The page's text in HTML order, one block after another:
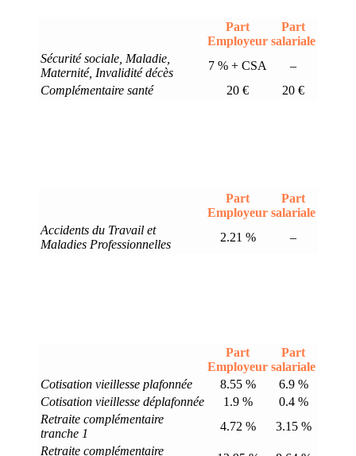
Part
Employeur
Part
salariale
Sécurité sociale, Maladie,
Maternité, Invalidité décès
7 % + CSA
–
Complémentaire santé
20 € 20 €
Part
Employeur
Part
salariale
Accidents du Travail et
Maladies Professionnelles
2.21 % –
Part
Employeur
Part
salariale
Cotisation vieillesse plafonnée
8.55 %
6.9 %
Cotisation vieillesse déplafonnée
1.9 %
0.4 %
Retraite complémentaire
tranche 1
4.72 %
3.15 %
Retraite complémentaire